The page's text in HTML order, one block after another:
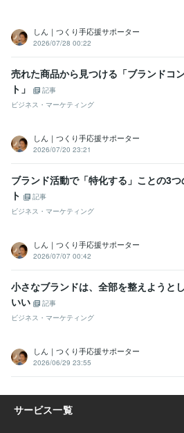
しん｜つくり手応援サポーター
2026/07/28 00:22
売れた商品から見つける「ブランドコ
ト」
記事
ビジネス・マーケティング
しん｜つくり手応援サポーター
2026/07/20 23:21
ブランド活動で「特化する」ことの3つ
ト
記事
ビジネス・マーケティング
しん｜つくり手応援サポーター
2026/07/07 00:42
小さなブランドは、全部を整えようと
いい
記事
ビジネス・マーケティング
しん｜つくり手応援サポーター
2026/06/29 23:55